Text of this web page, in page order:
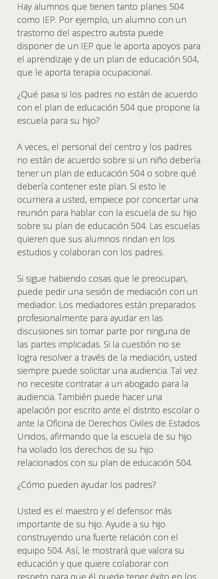
Hay alumnos que tienen tanto planes 504
como IEP. Por ejemplo, un alumno con un
trastorno del aspectro autista puede
disponer de un IEP que le aporta apoyos para
el aprendizaje y de un plan de educación 504,
que le aporta terapia ocupacional.
¿Qué pasa si los padres no están de acuerdo
con el plan de educación 504 que propone la
escuela para su hijo?
A veces, el personal del centro y los padres
no están de acuerdo sobre si un niño debería
tener un plan de educación 504 o sobre qué
debería contener este plan. Si esto le
ocurriera a usted, empiece por concertar una
reunión para hablar con la escuela de su hijo
sobre su plan de educación 504. Las escuelas
quieren que sus alumnos rindan en los
estudios y colaboran con los padres.
Si sigue habiendo cosas que le preocupan,
puede pedir una sesión de mediación con un
mediador. Los mediadores están preparados
profesionalmente para ayudar en las
discusiones sin tomar parte por ninguna de
las partes implicadas. Si la cuestión no se
logra resolver a través de la mediación, usted
siempre puede solicitar una audiencia. Tal vez
no necesite contratar a un abogado para la
audiencia. También puede hacer una
apelación por escrito ante el distrito escolar o
ante la Oficina de Derechos Civiles de Estados
Unidos, afirmando que la escuela de su hijo
ha violado los derechos de su hijo
relacionados con su plan de educación 504.
¿Cómo pueden ayudar los padres?
Usted es el maestro y el defensor más
importante de su hijo. Ayude a su hijo
construyendo una fuerte relación con el
equipo 504. Así, le mostrará que valora su
educación y que quiere colaborar con
respeto para que él puede tener éxito en los